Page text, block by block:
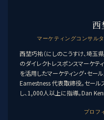
西
マーケティングコンサル
西埜巧祐（にしのこうすけ、埼玉
のダイレクトレスポンスマーケテ
を活用したマーケティング・セー
Earnestness 代表取締役。セー
し、1,000人以上に指導。Dan
プロフ